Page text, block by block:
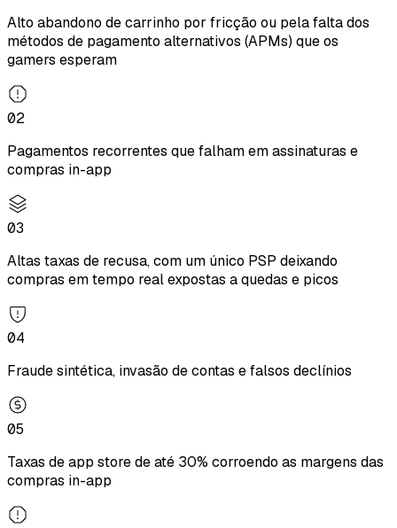
Alto abandono de carrinho por fricção ou pela falta dos
métodos de pagamento alternativos (APMs) que os
gamers esperam
02
Pagamentos recorrentes que falham em assinaturas e
compras in-app
03
Altas taxas de recusa, com um único PSP deixando
compras em tempo real expostas a quedas e picos
04
Fraude sintética, invasão de contas e falsos declínios
05
Taxas de app store de até 30% corroendo as margens das
compras in-app